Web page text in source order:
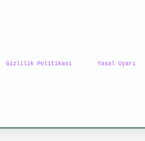
Gizlilik Politikası Yasal Uyarı